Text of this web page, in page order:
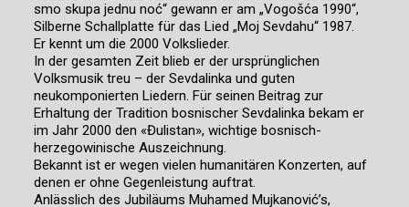
smo skupa jednu noć“ gewann er am „Vogošća 1990“,
Silberne Schallplatte für das Lied „Moj Sevdahu“ 1987.
Er kennt um die 2000 Volkslieder.
In der gesamten Zeit blieb er der ursprünglichen
Volksmusik treu – der Sevdalinka und guten
neukomponierten Liedern. Für seinen Beitrag zur
Erhaltung der Tradition bosnischer Sevdalinka bekam er
im Jahr 2000 den «Đulistan», wichtige bosnisch-
herzegowinische Auszeichnung.
Bekannt ist er wegen vielen humanitären Konzerten, auf
denen er ohne Gegenleistung auftrat.
Anlässlich des Jubiläums Muhamed Mujkanović’s,